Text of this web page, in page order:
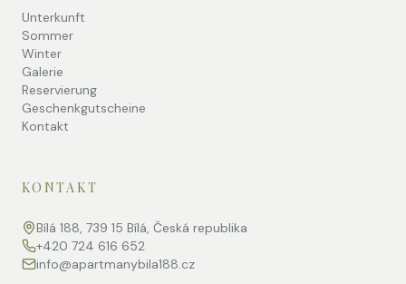
Unterkunft
Sommer
Winter
Galerie
Reservierung
Geschenkgutscheine
Kontakt
KONTAKT
Bílá 188, 739 15 Bílá, Česká republika
+420 724 616 652
info@apartmanybila188.cz